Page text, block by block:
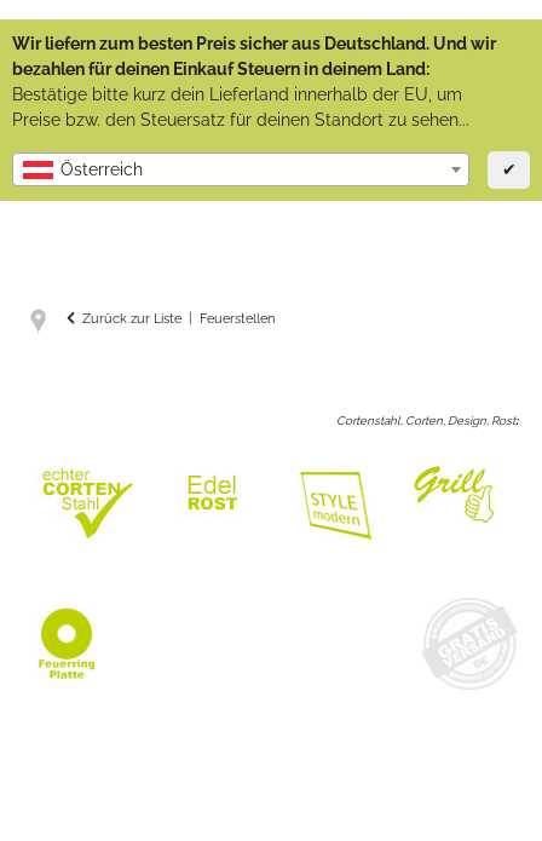
Wir liefern zum besten Preis sicher aus Deutschland. Und wir
bezahlen für deinen Einkauf Steuern in deinem Land:
Bestätige bitte kurz dein Lieferland innerhalb der EU, um
Preise bzw. den Steuersatz für deinen Standort zu sehen...
Österreich ✔
Zurück zur Liste Feuerstellen
Cortenstahl, Corten, Design, Rost: